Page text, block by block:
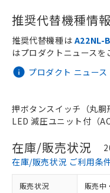
推奨代替機種情報
プロダクト ニュー
推奨代替機種は A22NL-
はプロダクトニュースを
押ボタンスイッチ（丸
LED 減圧ユニット付（
在庫/販売状況
在庫/販売状況 ご利用条
販売状況 販売中